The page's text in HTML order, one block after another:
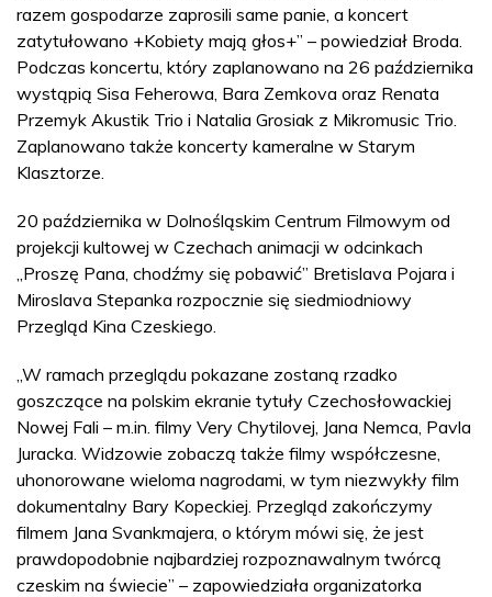
razem gospodarze zaprosili same panie, a koncert
zatytułowano +Kobiety mają głos+” – powiedział Broda.
Podczas koncertu, który zaplanowano na 26 października
wystąpią Sisa Feherowa, Bara Zemkova oraz Renata
Przemyk Akustik Trio i Natalia Grosiak z Mikromusic Trio.
Zaplanowano także koncerty kameralne w Starym
Klasztorze.
20 października w Dolnośląskim Centrum Filmowym od
projekcji kultowej w Czechach animacji w odcinkach
„Proszę Pana, chodźmy się pobawić” Bretislava Pojara i
Miroslava Stepanka rozpocznie się siedmiodniowy
Przegląd Kina Czeskiego.
„W ramach przeglądu pokazane zostaną rzadko
goszczące na polskim ekranie tytuły Czechosłowackiej
Nowej Fali – m.in. filmy Very Chytilovej, Jana Nemca, Pavla
Juracka. Widzowie zobaczą także filmy współczesne,
uhonorowane wieloma nagrodami, w tym niezwykły film
dokumentalny Bary Kopeckiej. Przegląd zakończymy
filmem Jana Svankmajera, o którym mówi się, że jest
prawdopodobnie najbardziej rozpoznawalnym twórcą
czeskim na świecie” – zapowiedziała organizatorka